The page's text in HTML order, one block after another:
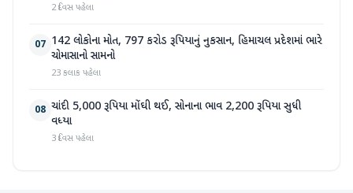
2 દિવસ પહેલા
07 142 લોકોના મોત, 797 કરોડ રૂપિયાનું નુકસાન, હિમાચલ પ્રદેશમાં ભારે
ચોમાસાનો સામનો
23 કલાક પહેલા
08 ચાંદી 5,000 રૂપિયા મોંઘી થઈ, સોનાના ભાવ 2,200 રૂપિયા સુધી
વધ્યા
3 દિવસ પહેલા